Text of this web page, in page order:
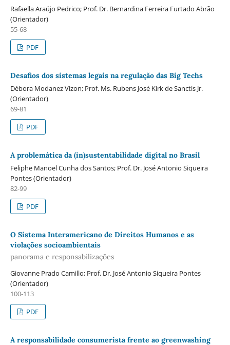
Rafaella Araújo Pedrico; Prof. Dr. Bernardina Ferreira Furtado Abrão
(Orientador)
55-68
PDF
Desafios dos sistemas legais na regulação das Big Techs
Débora Modanez Vizon; Prof. Ms. Rubens José Kirk de Sanctis Jr.
(Orientador)
69-81
PDF
A problemática da (in)sustentabilidade digital no Brasil
Feliphe Manoel Cunha dos Santos; Prof. Dr. José Antonio Siqueira
Pontes (Orientador)
82-99
PDF
O Sistema Interamericano de Direitos Humanos e as
violações socioambientais
panorama e responsabilizações
Giovanne Prado Camillo; Prof. Dr. José Antonio Siqueira Pontes
(Orientador)
100-113
PDF
A responsabilidade consumerista frente ao greenwashing